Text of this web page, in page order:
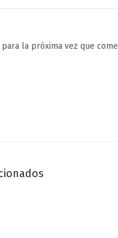
la próxima vez que